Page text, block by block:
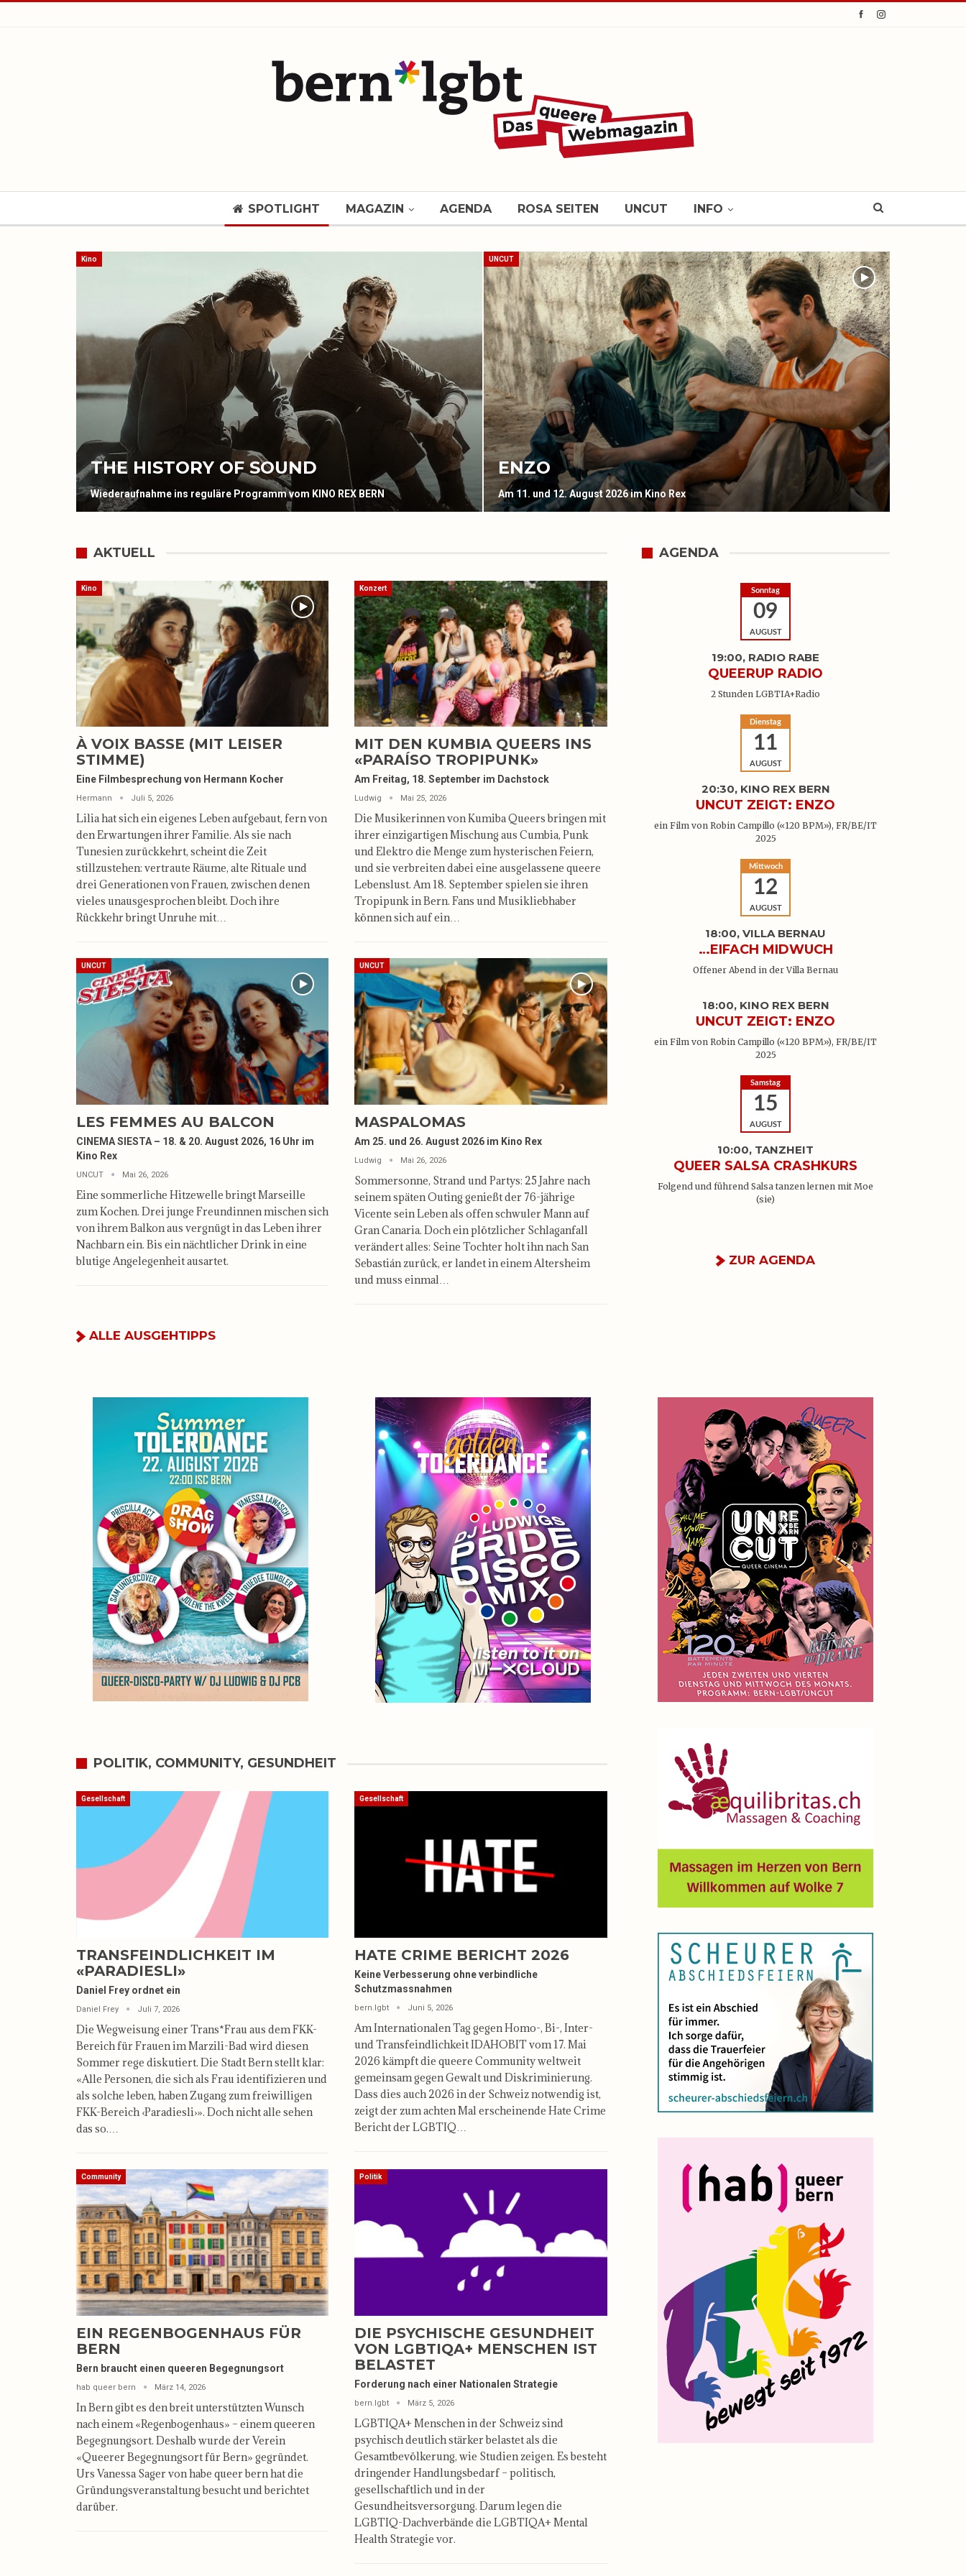
SPOTLIGHT MAGAZIN AGENDA ROSA SEITEN UNCUT INFO
Kino
THE HISTORY OF SOUND
Wiederaufnahme ins reguläre Programm vom KINO REX BERN
UNCUT
ENZO
Am 11. und 12. August 2026 im Kino Rex
AKTUELL
Kino
À VOIX BASSE (MIT LEISER
STIMME)
Eine Filmbesprechung von Hermann Kocher
Hermann Juli 5, 2026
Lilia hat sich ein eigenes Leben aufgebaut, fern von
den Erwartungen ihrer Familie. Als sie nach
Tunesien zurückkehrt, scheint die Zeit
stillzustehen: vertraute Räume, alte Rituale und
drei Generationen von Frauen, zwischen denen
vieles unausgesprochen bleibt. Doch ihre
Rückkehr bringt Unruhe mit…
Konzert
MIT DEN KUMBIA QUEERS INS
«PARAÍSO TROPIPUNK»
Am Freitag, 18. September im Dachstock
Ludwig Mai 25, 2026
Die Musikerinnen von Kumiba Queers bringen mit
ihrer einzigartigen Mischung aus Cumbia, Punk
und Elektro die Menge zum hysterischen Feiern,
und sie verbreiten dabei eine ausgelassene queere
Lebenslust. Am 18. September spielen sie ihren
Tropipunk in Bern. Fans und Musikliebhaber
können sich auf ein…
UNCUT
LES FEMMES AU BALCON
CINEMA SIESTA – 18. & 20. August 2026, 16 Uhr im
Kino Rex
UNCUT Mai 26, 2026
Eine sommerliche Hitzewelle bringt Marseille
zum Kochen. Drei junge Freundinnen mischen sich
von ihrem Balkon aus vergnügt in das Leben ihrer
Nachbarn ein. Bis ein nächtlicher Drink in eine
blutige Angelegenheit ausartet.
UNCUT
MASPALOMAS
Am 25. und 26. August 2026 im Kino Rex
Ludwig Mai 26, 2026
Sommersonne, Strand und Partys: 25 Jahre nach
seinem späten Outing genießt der 76-jährige
Vicente sein Leben als offen schwuler Mann auf
Gran Canaria. Doch ein plötzlicher Schlaganfall
verändert alles: Seine Tochter holt ihn nach San
Sebastián zurück, er landet in einem Altersheim
und muss einmal…
ALLE AUSGEHTIPPS
AGENDA
Sonntag
09
AUGUST
19:00, RADIO RABE
QUEERUP RADIO
2 Stunden LGBTIA+Radio
Dienstag
11
AUGUST
20:30, KINO REX BERN
UNCUT ZEIGT: ENZO
ein Film von Robin Campillo («120 BPM»), FR/BE/IT
2025
Mittwoch
12
AUGUST
18:00, VILLA BERNAU
…EIFACH MIDWUCH
Offener Abend in der Villa Bernau
18:00, KINO REX BERN
UNCUT ZEIGT: ENZO
ein Film von Robin Campillo («120 BPM»), FR/BE/IT
2025
Samstag
15
AUGUST
10:00, TANZHEIT
QUEER SALSA CRASHKURS
Folgend und führend Salsa tanzen lernen mit Moe
(sie)
ZUR AGENDA
POLITIK, COMMUNITY, GESUNDHEIT
Gesellschaft
TRANSFEINDLICHKEIT IM
«PARADIESLI»
Daniel Frey ordnet ein
Daniel Frey Juli 7, 2026
Die Wegweisung einer Trans*Frau aus dem FKK-
Bereich für Frauen im Marzili-Bad wird diesen
Sommer rege diskutiert. Die Stadt Bern stellt klar:
«Alle Personen, die sich als Frau identifizieren und
als solche leben, haben Zugang zum freiwilligen
FKK-Bereich ‹Paradiesli›». Doch nicht alle sehen
das so.…
Gesellschaft
HATE CRIME BERICHT 2026
Keine Verbesserung ohne verbindliche
Schutzmassnahmen
bern.lgbt Juni 5, 2026
Am Internationalen Tag gegen Homo-, Bi-, Inter-
und Transfeindlichkeit IDAHOBIT vom 17. Mai
2026 kämpft die queere Community weltweit
gemeinsam gegen Gewalt und Diskriminierung.
Dass dies auch 2026 in der Schweiz notwendig ist,
zeigt der zum achten Mal erscheinende Hate Crime
Bericht der LGBTIQ…
Community
EIN REGENBOGENHAUS FÜR
BERN
Bern braucht einen queeren Begegnungsort
hab queer bern März 14, 2026
In Bern gibt es den breit unterstützten Wunsch
nach einem «Regenbogenhaus» – einem queeren
Begegnungsort. Deshalb wurde der Verein
«Queerer Begegnungsort für Bern» gegründet.
Urs Vanessa Sager von habe queer bern hat die
Gründungs­veranstaltung besucht und berichtet
darüber.
Politik
DIE PSYCHISCHE GESUNDHEIT
VON LGBTIQA+ MENSCHEN IST
BELASTET
Forderung nach einer Nationalen Strategie
bern.lgbt März 5, 2026
LGBTIQA+ Menschen in der Schweiz sind
psychisch deutlich stärker belastet als die
Gesamtbevölkerung, wie Studien zeigen. Es besteht
dringender Handlungsbedarf – politisch,
gesellschaftlich und in der
Gesundheitsversorgung. Darum legen die
LGBTIQ-Dachverbände die LGBTIQA+ Mental
Health Strategie vor.